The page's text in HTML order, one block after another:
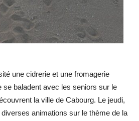
une cidrerie et une fromagerie
se baladent avec les seniors sur le
la ville de Cabourg. Le jeudi,
animations sur le thème de la